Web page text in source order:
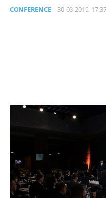
CONFERENCE 30-03-2019, 17:37